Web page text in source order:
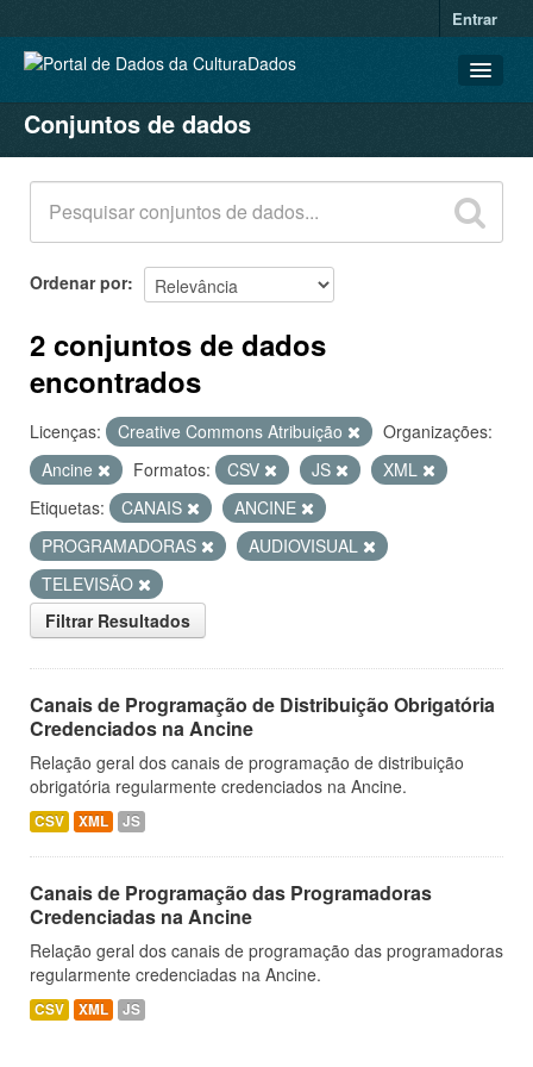
Entrar
CONJUNTOS DE DADOS
ORGANIZAÇÕES
GRUPOS
SOBRE
Conjuntos de dados
Ordenar por
2 conjuntos de dados
encontrados
Licenças: Creative Commons Atribuição
Organizações:
Ancine
Formatos: CSV JS
XML
Etiquetas:
CANAIS
ANCINE
PROGRAMADORAS
AUDIOVISUAL
TELEVISÃO
Filtrar Resultados
Canais de Programação de Distribuição Obrigatória
Credenciados na Ancine
Relação geral dos canais de programação de distribuição
obrigatória regularmente credenciados na Ancine.
CSV XML JS
Canais de Programação das Programadoras
Credenciadas na Ancine
Relação geral dos canais de programação das programadoras
regularmente credenciadas na Ancine.
CSV XML JS